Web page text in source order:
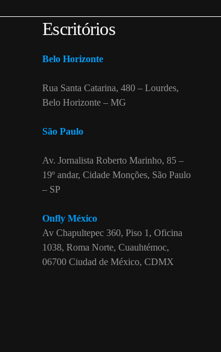
Escritórios
Belo Horizonte
Rua Santa Catarina, 480 – Lourdes,
Belo Horizonte – MG
São Paulo
Av. Jornalista Roberto Marinho, 85 –
19º andar, Cidade Monções, São Paulo
– SP
Onfly México
Av Chapultepec 360, Piso 1, Oficina
1038, Roma Norte, Cuauhtémoc,
06700 Ciudad de México, CDMX